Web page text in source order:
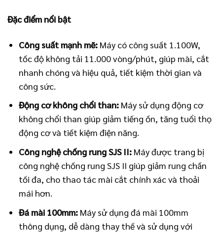
Đặc điểm nổi bật
Công suất mạnh mẽ: Máy có công suất 1.100W,
tốc độ không tải 11.000 vòng/phút, giúp mài, cắt
nhanh chóng và hiệu quả, tiết kiệm thời gian và
công sức.
Động cơ không chổi than: Máy sử dụng động cơ
không chổi than giúp giảm tiếng ồn, tăng tuổi thọ
động cơ và tiết kiệm điện năng.
Công nghệ chống rung SJS II: Máy được trang bị
công nghệ chống rung SJS II giúp giảm rung chấn
tối đa, cho thao tác mài cắt chính xác và thoải
mái hơn.
Đá mài 100mm: Máy sử dụng đá mài 100mm
thông dụng, dễ dàng thay thế và sử dụng với